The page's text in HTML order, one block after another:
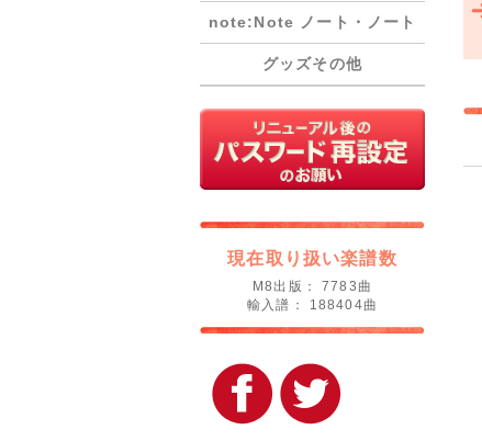
note:Note ノート・ノート
グッズその他
現在取り扱い楽譜数
M8出版： 7783曲
輸入譜： 188404曲